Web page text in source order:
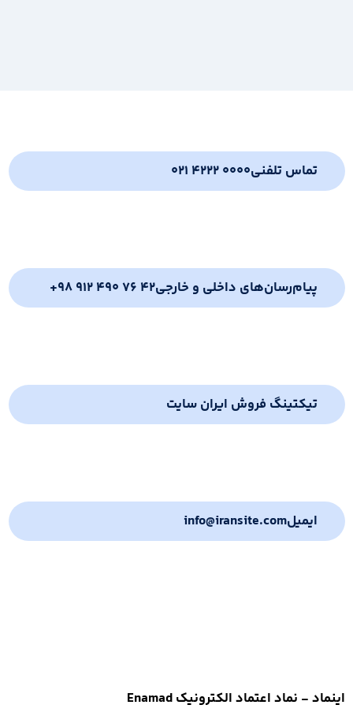
تماس تلفنی021 4222 0000
پیام‌رسان‌های داخلی و خارجی+98 912 490 76 42
تیکتینگ فروش ایران سایت
ایمیلinfo@iransite.com
اینماد - نماد اعتماد الکترونیک Enamad